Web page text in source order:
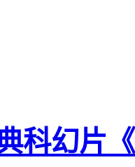
科幻片